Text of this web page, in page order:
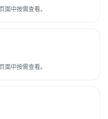
面中按需查看。
面中按需查看。